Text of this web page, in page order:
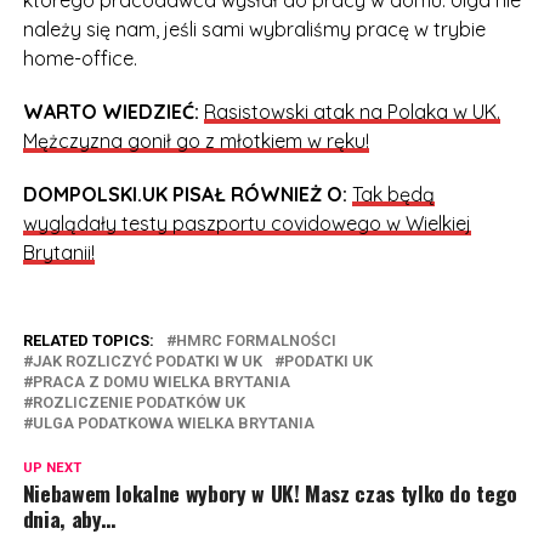
należy się nam, jeśli sami wybraliśmy pracę w trybie
home-office.
WARTO WIEDZIEĆ: Rasistowski atak na Polaka w UK.
Mężczyzna gonił go z młotkiem w ręku!
DOMPOLSKI.UK PISAŁ RÓWNIEŻ O: Tak będą
wyglądały testy paszportu covidowego w Wielkiej
Brytanii!
RELATED TOPICS:
HMRC FORMALNOŚCI
JAK ROZLICZYĆ PODATKI W UK
PODATKI UK
PRACA Z DOMU WIELKA BRYTANIA
ROZLICZENIE PODATKÓW UK
ULGA PODATKOWA WIELKA BRYTANIA
UP NEXT
Niebawem lokalne wybory w UK! Masz czas tylko do tego
dnia, aby…